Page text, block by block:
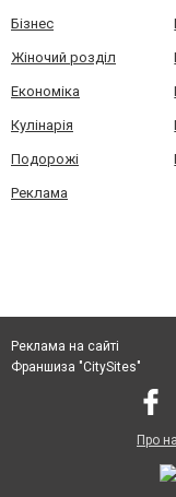
Бізнес
Жіночий розділ
Економіка
Кулінарія
Подорожі
Реклама
Реклама на сайті
Франшиза "CitySites"
Про